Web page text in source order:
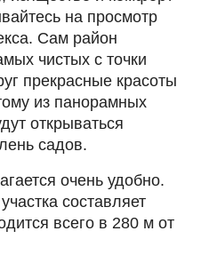
на просмотр
Сам район
чистых с точки
прекрасные красоты
из панорамных
открываться
садов.
очень удобно.
составляет
всего в 280 м от